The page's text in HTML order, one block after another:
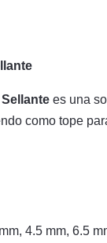
es una
como tope
4.5 mm, 6.5